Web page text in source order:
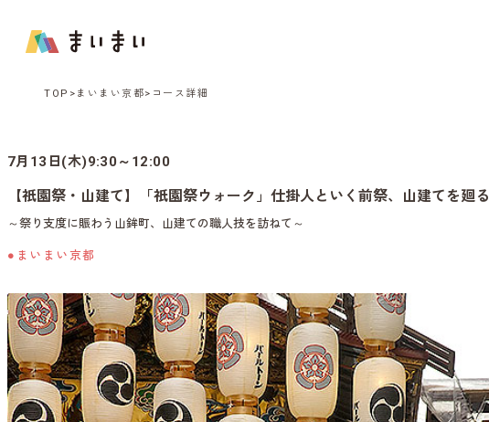
TOP まいまい京都 コース詳細
7月13日(木)9:30～12:00
【祇園祭・山建て】「祇園祭ウォーク」仕掛人といく前祭、山建てを廻る
～祭り支度に賑わう山鉾町、山建ての職人技を訪ねて～
●まいまい京都